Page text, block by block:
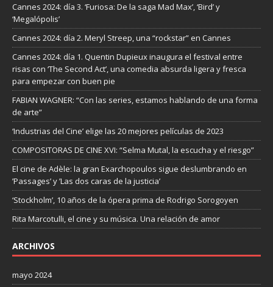
Cannes 2024: día 3. ‘Furiosa: De la saga Mad Max’, ‘Bird’ y
‘Megalópolis’
Cannes 2024: día 2. Meryl Streep, una “rockstar” en Cannes
Cannes 2024: día 1. Quentin Dupieux inaugura el festival entre
risas con ‘The Second Act’, una comedia absurda ligera y fresca
para empezar con buen pie
FABIAN WAGNER: “Con las series, estamos hablando de una forma
de arte”
‘Industrias del Cine’ elige las 20 mejores películas de 2023
COMPOSITORAS DE CINE XVI: “Selma Mutal, la escucha y el riesgo”
El cine de Adèle: la gran Exarchopoulos sigue deslumbrando en
’Passages’ y ’Las dos caras de la justicia’
‘Stockholm’, 10 años de la ópera prima de Rodrigo Sorogoyen
Rita Marcotulli, el cine y su música. Una relación de amor
ARCHIVOS
mayo 2024